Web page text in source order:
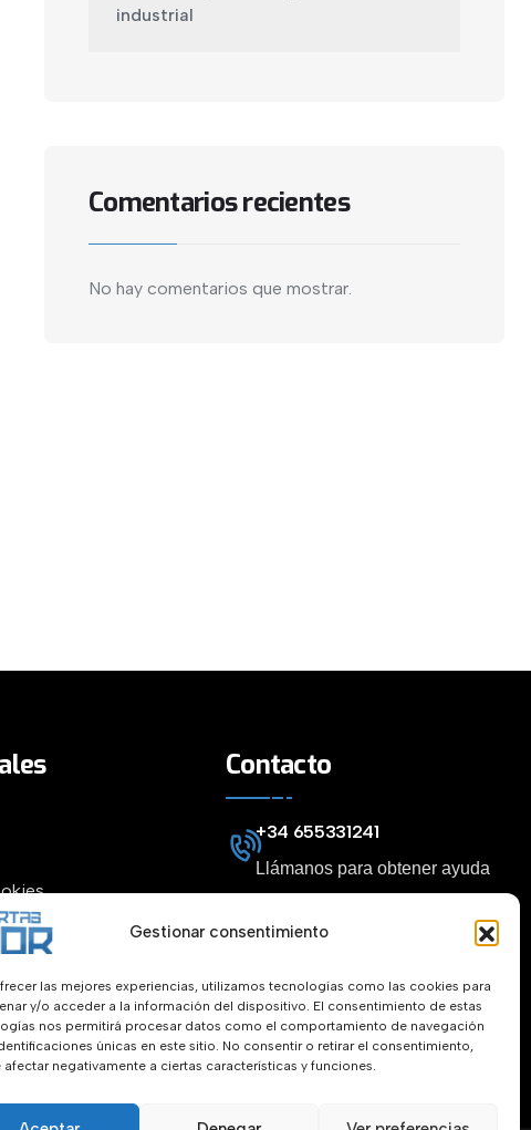
Gestionar consentimiento
las mejores experiencias, utilizamos tecnologías como las cookies para
y/o acceder a la información del dispositivo. El consentimiento de estas
nos permitirá procesar datos como el comportamiento de navegación
únicas en este sitio. No consentir o retirar el consentimiento,
afectar negativamente a ciertas características y funciones.
industrial
Comentarios recientes
No hay comentarios que mostrar.
Contacto
+34 655331241
Llámanos para obtener ayuda
Info@puertasigor.es
aquí